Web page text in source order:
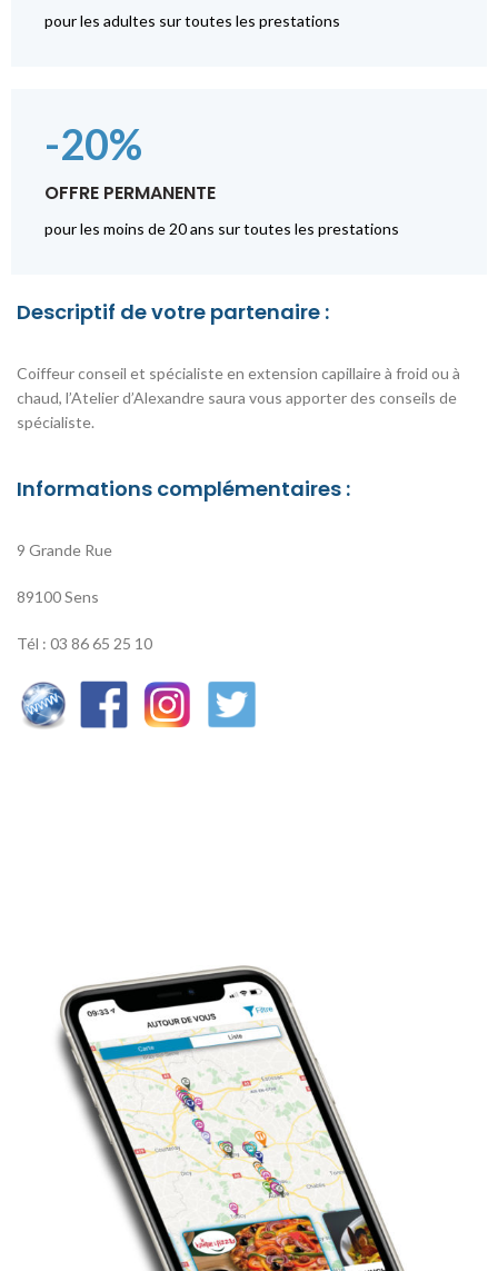
pour les adultes sur toutes les prestations
-20%
OFFRE PERMANENTE
pour les moins de 20 ans sur toutes les prestations
Descriptif de votre partenaire :
Coiffeur conseil et spécialiste en extension capillaire à froid ou à
chaud, l’Atelier d’Alexandre saura vous apporter des conseils de
spécialiste.
Informations complémentaires :
9 Grande Rue
89100 Sens
Tél : 03 86 65 25 10